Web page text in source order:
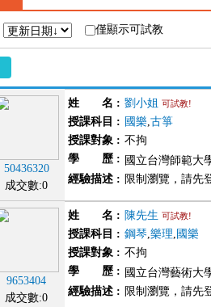
僅顯示可試教
50436320
成交數:0
姓 名 : 劉小姐 可試教!
授課科目 : 國樂,古箏
授課對象 : 不拘
學 歷 : 國立台灣師範大
經驗描述 : 限制瀏覽，請先
9653404
成交數:0
姓 名 : 陳先生 可試教!
授課科目 : 鋼琴,樂理, 國樂
授課對象 : 不拘
學 歷 : 國立台灣藝術大
經驗描述 : 限制瀏覽，請先